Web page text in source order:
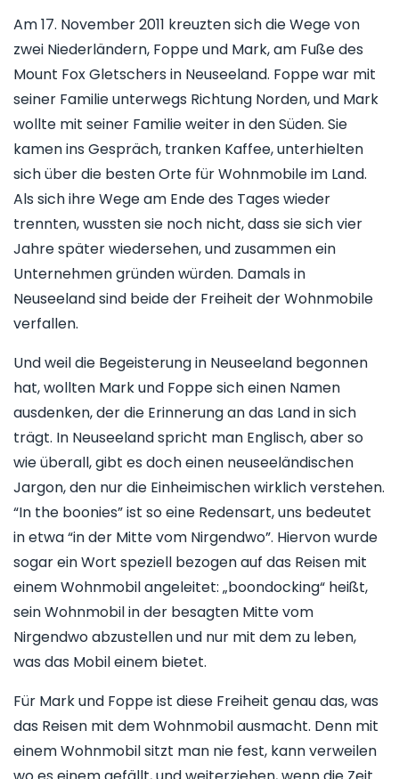
Am 17. November 2011 kreuzten sich die Wege von
zwei Niederländern, Foppe und Mark, am Fuße des
Mount Fox Gletschers in Neuseeland. Foppe war mit
seiner Familie unterwegs Richtung Norden, und Mark
wollte mit seiner Familie weiter in den Süden. Sie
kamen ins Gespräch, tranken Kaffee, unterhielten
sich über die besten Orte für Wohnmobile im Land.
Als sich ihre Wege am Ende des Tages wieder
trennten, wussten sie noch nicht, dass sie sich vier
Jahre später wiedersehen, und zusammen ein
Unternehmen gründen würden. Damals in
Neuseeland sind beide der Freiheit der Wohnmobile
verfallen.
Und weil die Begeisterung in Neuseeland begonnen
hat, wollten Mark und Foppe sich einen Namen
ausdenken, der die Erinnerung an das Land in sich
trägt. In Neuseeland spricht man Englisch, aber so
wie überall, gibt es doch einen neuseeländischen
Jargon, den nur die Einheimischen wirklich verstehen.
“In the boonies” ist so eine Redensart, uns bedeutet
in etwa “in der Mitte vom Nirgendwo”. Hiervon wurde
sogar ein Wort speziell bezogen auf das Reisen mit
einem Wohnmobil angeleitet: „boondocking“ heißt,
sein Wohnmobil in der besagten Mitte vom
Nirgendwo abzustellen und nur mit dem zu leben,
was das Mobil einem bietet.
Für Mark und Foppe ist diese Freiheit genau das, was
das Reisen mit dem Wohnmobil ausmacht. Denn mit
einem Wohnmobil sitzt man nie fest, kann verweilen